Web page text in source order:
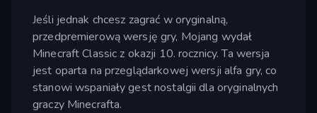
Jeśli jednak chcesz zagrać w oryginalną,
przedpremierową wersję gry, Mojang wydał
Minecraft Classic z okazji 10. rocznicy. Ta wersja
jest oparta na przeglądarkowej wersji alfa gry, co
stanowi wspaniały gest nostalgii dla oryginalnych
graczy Minecrafta.